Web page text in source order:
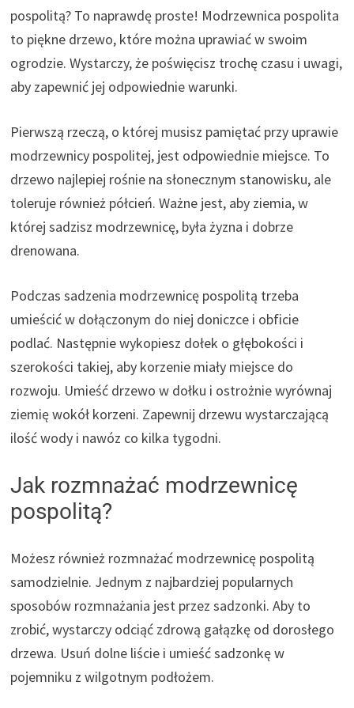
pospolitą? To naprawdę proste! Modrzewnica pospolita
to piękne drzewo, które można uprawiać w swoim
ogrodzie. Wystarczy, że poświęcisz trochę czasu i uwagi,
aby zapewnić jej odpowiednie warunki.
Pierwszą rzeczą, o której musisz pamiętać przy uprawie
modrzewnicy pospolitej, jest odpowiednie miejsce. To
drzewo najlepiej rośnie na słonecznym stanowisku, ale
toleruje również półcień. Ważne jest, aby ziemia, w
której sadzisz modrzewnicę, była żyzna i dobrze
drenowana.
Podczas sadzenia modrzewnicę pospolitą trzeba
umieścić w dołączonym do niej doniczce i obficie
podlać. Następnie wykopiesz dołek o głębokości i
szerokości takiej, aby korzenie miały miejsce do
rozwoju. Umieść drzewo w dołku i ostrożnie wyrównaj
ziemię wokół korzeni. Zapewnij drzewu wystarczającą
ilość wody i nawóz co kilka tygodni.
Jak rozmnażać modrzewnicę
pospolitą?
Możesz również rozmnażać modrzewnicę pospolitą
samodzielnie. Jednym z najbardziej popularnych
sposobów rozmnażania jest przez sadzonki. Aby to
zrobić, wystarczy odciąć zdrową gałązkę od dorosłego
drzewa. Usuń dolne liście i umieść sadzonkę w
pojemniku z wilgotnym podłożem.